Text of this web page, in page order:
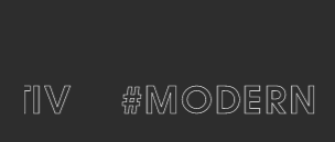
#MODERN